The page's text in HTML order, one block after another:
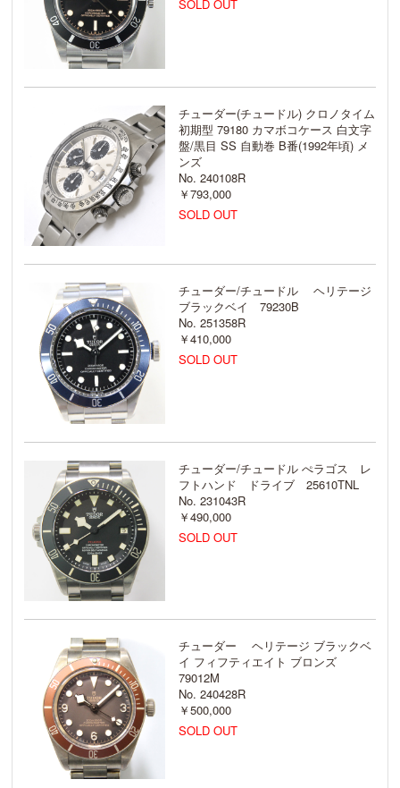
SOLD OUT
チューダー(チュードル) クロノタイム
初期型 79180 カマボコケース 白文字
盤/黒目 SS 自動巻 B番(1992年頃) メ
ンズ
No. 240108R
￥793,000
SOLD OUT
チューダー/チュードル ヘリテージ
ブラックベイ 79230B
No. 251358R
￥410,000
SOLD OUT
チューダー/チュードル ぺラゴス レ
フトハンド ドライブ 25610TNL
No. 231043R
￥490,000
SOLD OUT
チューダー ヘリテージ ブラックベ
イ フィフティエイト ブロンズ
79012M
No. 240428R
￥500,000
SOLD OUT